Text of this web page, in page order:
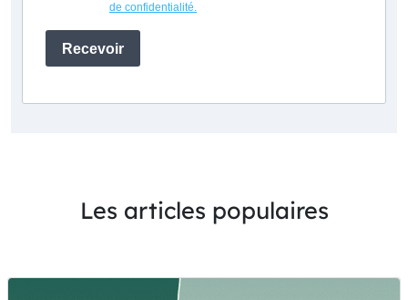
de confidentialité.
Recevoir
Les articles populaires